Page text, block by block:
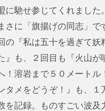
に馳せ参じてくれました
さに「旗揚げの同志」で
の『私は五十を過ぎて妖
』も、２回目も『火山が
！溶岩まで５０メートル
タメをどうぞ！』も、１
を記録。ものすごい波及